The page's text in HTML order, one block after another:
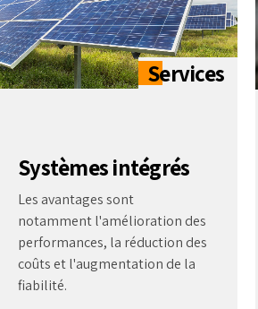
Systèmes intégrés
Les avantages sont
notamment l'amélioration des
performances, la réduction des
coûts et l'augmentation de la
fiabilité.